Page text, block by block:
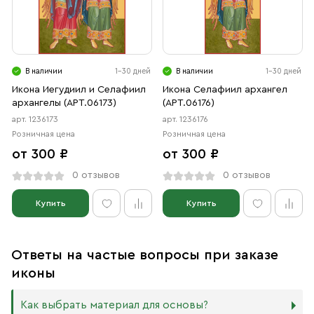
В наличии 1-30 дней
Икона Иегудиил и Селафиил
архангелы (АРТ.06173)
арт. 1236173
Розничная цена
от 300 ₽
0 отзывов
Купить
В наличии 1-30 дней
Икона Селафиил архангел
(АРТ.06176)
арт. 1236176
Розничная цена
от 300 ₽
0 отзывов
Купить
Ответы на частые вопросы при заказе
иконы
Как выбрать материал для основы?